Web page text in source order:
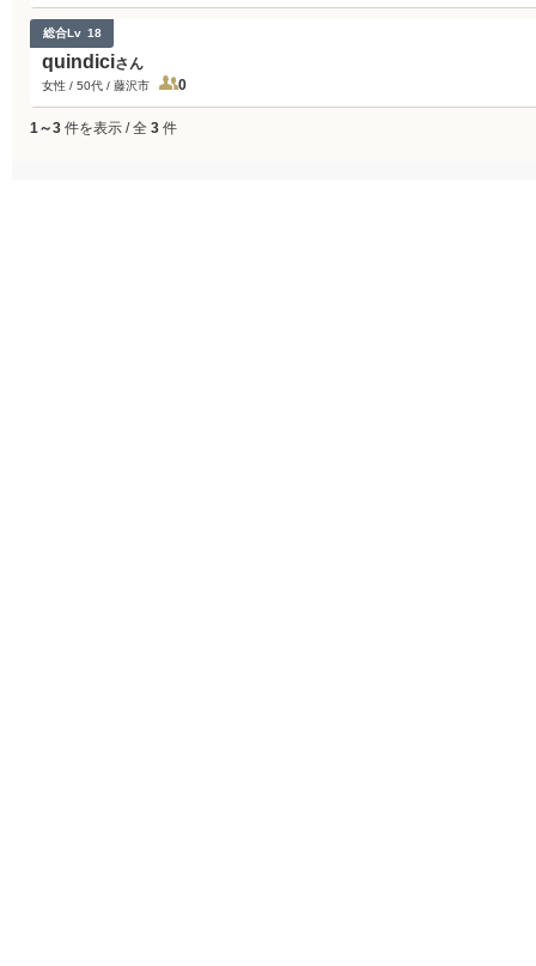
総合Lv 18
quindiciさん
女性 / 50代 / 藤沢市 0
1～3 件を表示 / 全 3 件